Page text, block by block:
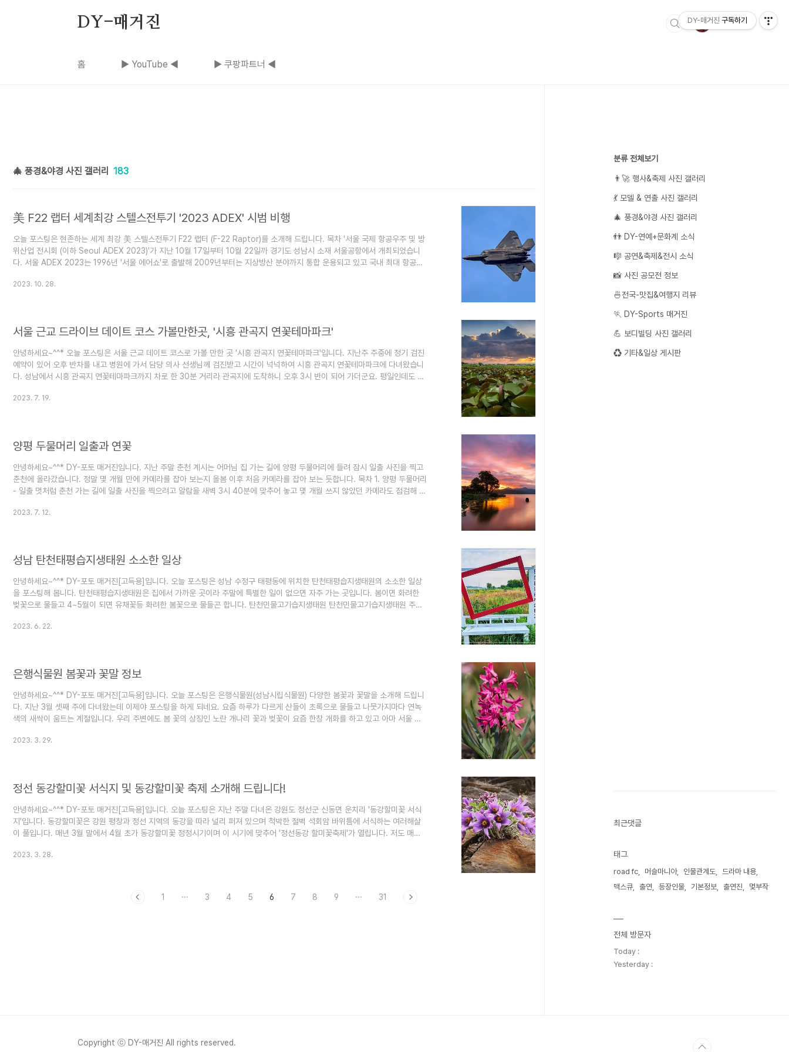
DY-매거진
홈 ▶ YouTube ◀ ▶ 쿠팡파트너 ◀
🎄 풍경&야경 사진 갤러리 183
美 F22 랩터 세계최강 스텔스전투기 '2023 ADEX' 시범 비행
오늘 포스팅은 현존하는 세계 최강 美 스텔스전투기 F22 랩터 (F-22 Raptor)를 소개해 드립니다. 목차 '서울 국제 항공우주 및 방
위산업 전시회 (이하 Seoul ADEX 2023)'가 지난 10월 17일부터 10월 22일까 경기도 성남시 소재 서울공항에서 개최되었습니
다. 서울 ADEX 2023는 1996년 '서울 에어쇼'로 출발해 2009년부터는 지상방산 분야까지 통합 운용되고 있고 국내 최대 항공우
행사를 운영하였고, 일반인 관람은 10월 21일에서 22일까지 이틀간 입장 관람을 할 수 있었습니다. 저는 미리 PRESS 신청해 놓았
2023. 10. 28.
서울 근교 드라이브 데이트 코스 가볼만한곳, '시흥 관곡지 연꽃테마파크'
안녕하세요~^^* 오늘 포스팅은 서울 근교 데이트 코스로 가볼 만한 곳 '시흥 관곡지 연꽃테마파크'입니다. 지난주 주중에 정기 검진
예약이 있어 오후 반차를 내고 병원에 가서 담당 의사 선생님께 검진받고 시간이 넉넉하여 시흥 관곡지 연꽃테마파크에 다녀왔습니
다. 성남에서 시흥 관곡지 연꽃테마파크까지 차로 한 30분 거리라 관곡지에 도착하니 오후 3시 반이 되어 가더군요. 평일인데도 연
다녀오곤 하는데 멋처럼 평일에 시간이 되어 가보았습니다. 목차 1. 시흥 관곡지 연꽃테마파크 - 기본정보 시흥시에서는 관곡지가
2023. 7. 19.
양평 두물머리 일출과 연꽃
안녕하세요~^^* DY-포토 매거진입니다. 지난 주말 춘천 계시는 어머님 집 가는 길에 양평 두물머리에 들려 잠시 일출 사진을 찍고
춘천에 올라갔습니다. 정말 몇 개월 만에 카메라를 잡아 보는지 올봄 이후 처음 카메라를 잡아 보는 듯합니다. 목차 1. 양평 두물머리
- 일출 멋처럼 춘천 가는 길에 일출 사진을 찍으려고 알람을 새벽 3시 40분에 맞추어 놓고 몇 개월 쓰지 않았던 카메라도 점검해 놓
슬 내리고 있더군요. 어차피 춘천으로 가는 길이니 가보자 싶어 카메라 장비를 챙겨 성남 집에서 10여분쯤 운전하여 복정동 톨게이
2023. 7. 12.
성남 탄천태평습지생태원 소소한 일상
안녕하세요~^^* DY-포토 매거진[고득용]입니다. 오늘 포스팅은 성남 수정구 태평동에 위치한 탄천태평습지생태원의 소소한 일상
을 포스팅해 봅니다. 탄천태평습지생태원은 집에서 가까운 곳이라 주말에 특별한 일이 없으면 자주 가는 곳입니다. 봄이면 화려한
벚꽃으로 물들고 4~5월이 되면 유채꽃등 화려한 봄꽃으로 물들곤 합니다. 탄천민물고기습지생태원 탄천민물고기습지생태원 주소
되면 물놀이장을 개장하여 성남 시민들이 많이 찾는 곳이기도 합니다. 이제 탄천 물놀이장 개장일도 얼마 남지 않았네요. 탄천태평
2023. 6. 22.
은행식물원 봄꽃과 꽃말 정보
안녕하세요~^^* DY-포토 매거진[고득용]입니다. 오늘 포스팅은 은행식물원(성남시립식물원) 다양한 봄꽃과 꽃말을 소개해 드립니
다. 지난 3월 셋째 주에 다녀왔는데 이제야 포스팅을 하게 되네요. 요즘 하루가 다르게 산들이 초록으로 물들고 나뭇가지마다 연녹
색의 새싹이 움트는 계절입니다. 우리 주변에도 봄 꽃의 상징인 노란 개나리 꽃과 벚꽃이 요즘 한창 개화를 하고 있고 아마 서울 경
깽깽이풀 꽃말 : 안심하세요 은행식물원 양지바른 한쪽 비탈에 서식하는 깽깽이풀입니다. 깽깽이풀(매자나무)은 원줄기가 없고 뿌리
2023. 3. 29.
정선 동강할미꽃 서식지 및 동강할미꽃 축제 소개해 드립니다!
안녕하세요~^^* DY-포토 매거진[고득용]입니다. 오늘 포스팅은 지난 주말 다녀온 강원도 정선군 신동면 운치리 '동강할미꽃 서식
지'입니다. 동강할미꽃은 강원 평창과 정선 지역의 동강을 따라 널리 퍼져 있으며 척박한 절벽 석회암 바위틈에 서식하는 여러해살
이 풀입니다. 매년 3월 말에서 4월 초가 동강할미꽃 정정시기이며 이 시기에 맞추어 '정선동강 할미꽃축제'가 열립니다. 저도 매년
습니다. 정선 운치리 동강할미꽃 서식지 및 동강할미꽃 축제 소개 동강할미꽃 기본정보 및 정선 운치리 동강할미꽃 서식지 찾아가는
2023. 3. 28.
1 ··· 3 4 5 6 7 8 9 ··· 31
분류 전체보기
👨‍🚀 행사&축제 사진 갤러리
💃 모델 & 연출 사진 갤러리
🎄 풍경&야경 사진 갤러리
👬 DY-연예+문화계 소식
🎼 공연&축제&전시 소식
📸 사진 공모전 정보
🍜전국-맛집&여행지 리뷰
🏃 DY-Sports 매거진
💪 보디빌딩 사진 갤러리
♻️ 기타&일상 게시판
최근댓글
태그
road fc 머슬마니아 인물관계도
드라마 내용
맥스큐
출연 등장인물 기본정보 출연진 몇부작
전체 방문자
Today :
Yesterday :
Copyright ⓒ DY-매거진 All rights reserved.
DY-매거진 구독하기